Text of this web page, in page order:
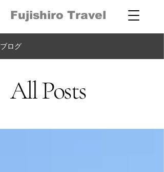
Fujishiro Travel
ブログ
All Posts